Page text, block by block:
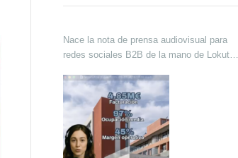
Nace la nota de prensa audiovisual para
redes sociales B2B de la mano de Lokutor